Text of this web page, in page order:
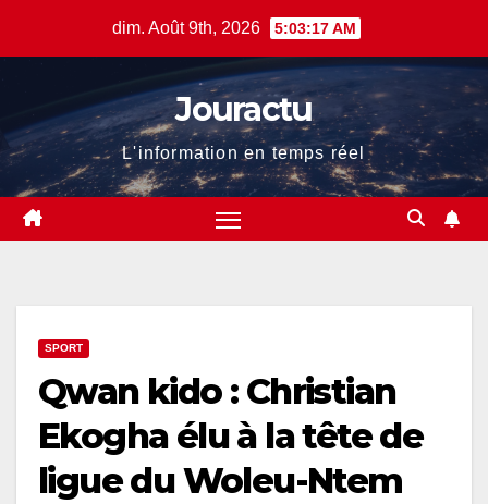
dim. Août 9th, 2026 5:03:18 AM
Jouractu
L'information en temps réel
SPORT
Qwan kido : Christian
Ekogha élu à la tête de
ligue du Woleu-Ntem